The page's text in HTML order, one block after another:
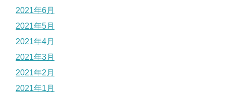
2021年6月
2021年5月
2021年4月
2021年3月
2021年2月
2021年1月